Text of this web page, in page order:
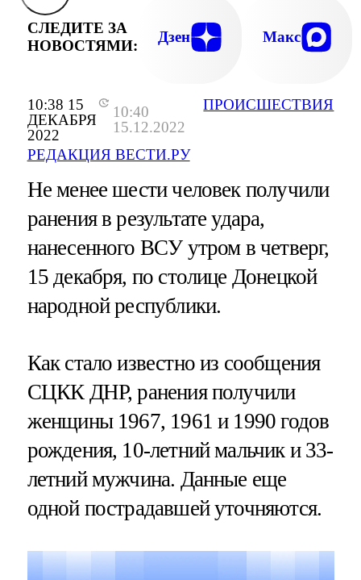
10:38 15
ДЕКАБРЯ
2022
10:40
15.12.2022
РЕДАКЦИЯ ВЕСТИ.РУ
ПРОИСШЕСТВИЯ
СЛЕДИТЕ ЗА
НОВОСТЯМИ:
Дзен Макс
Не менее шести человек получили
ранения в результате удара,
нанесенного ВСУ утром в четверг,
15 декабря, по столице Донецкой
народной республики.
Как стало известно из сообщения
СЦКК ДНР, ранения получили
женщины 1967, 1961 и 1990 годов
рождения, 10-летний мальчик и 33-
летний мужчина. Данные еще
одной пострадавшей уточняются.